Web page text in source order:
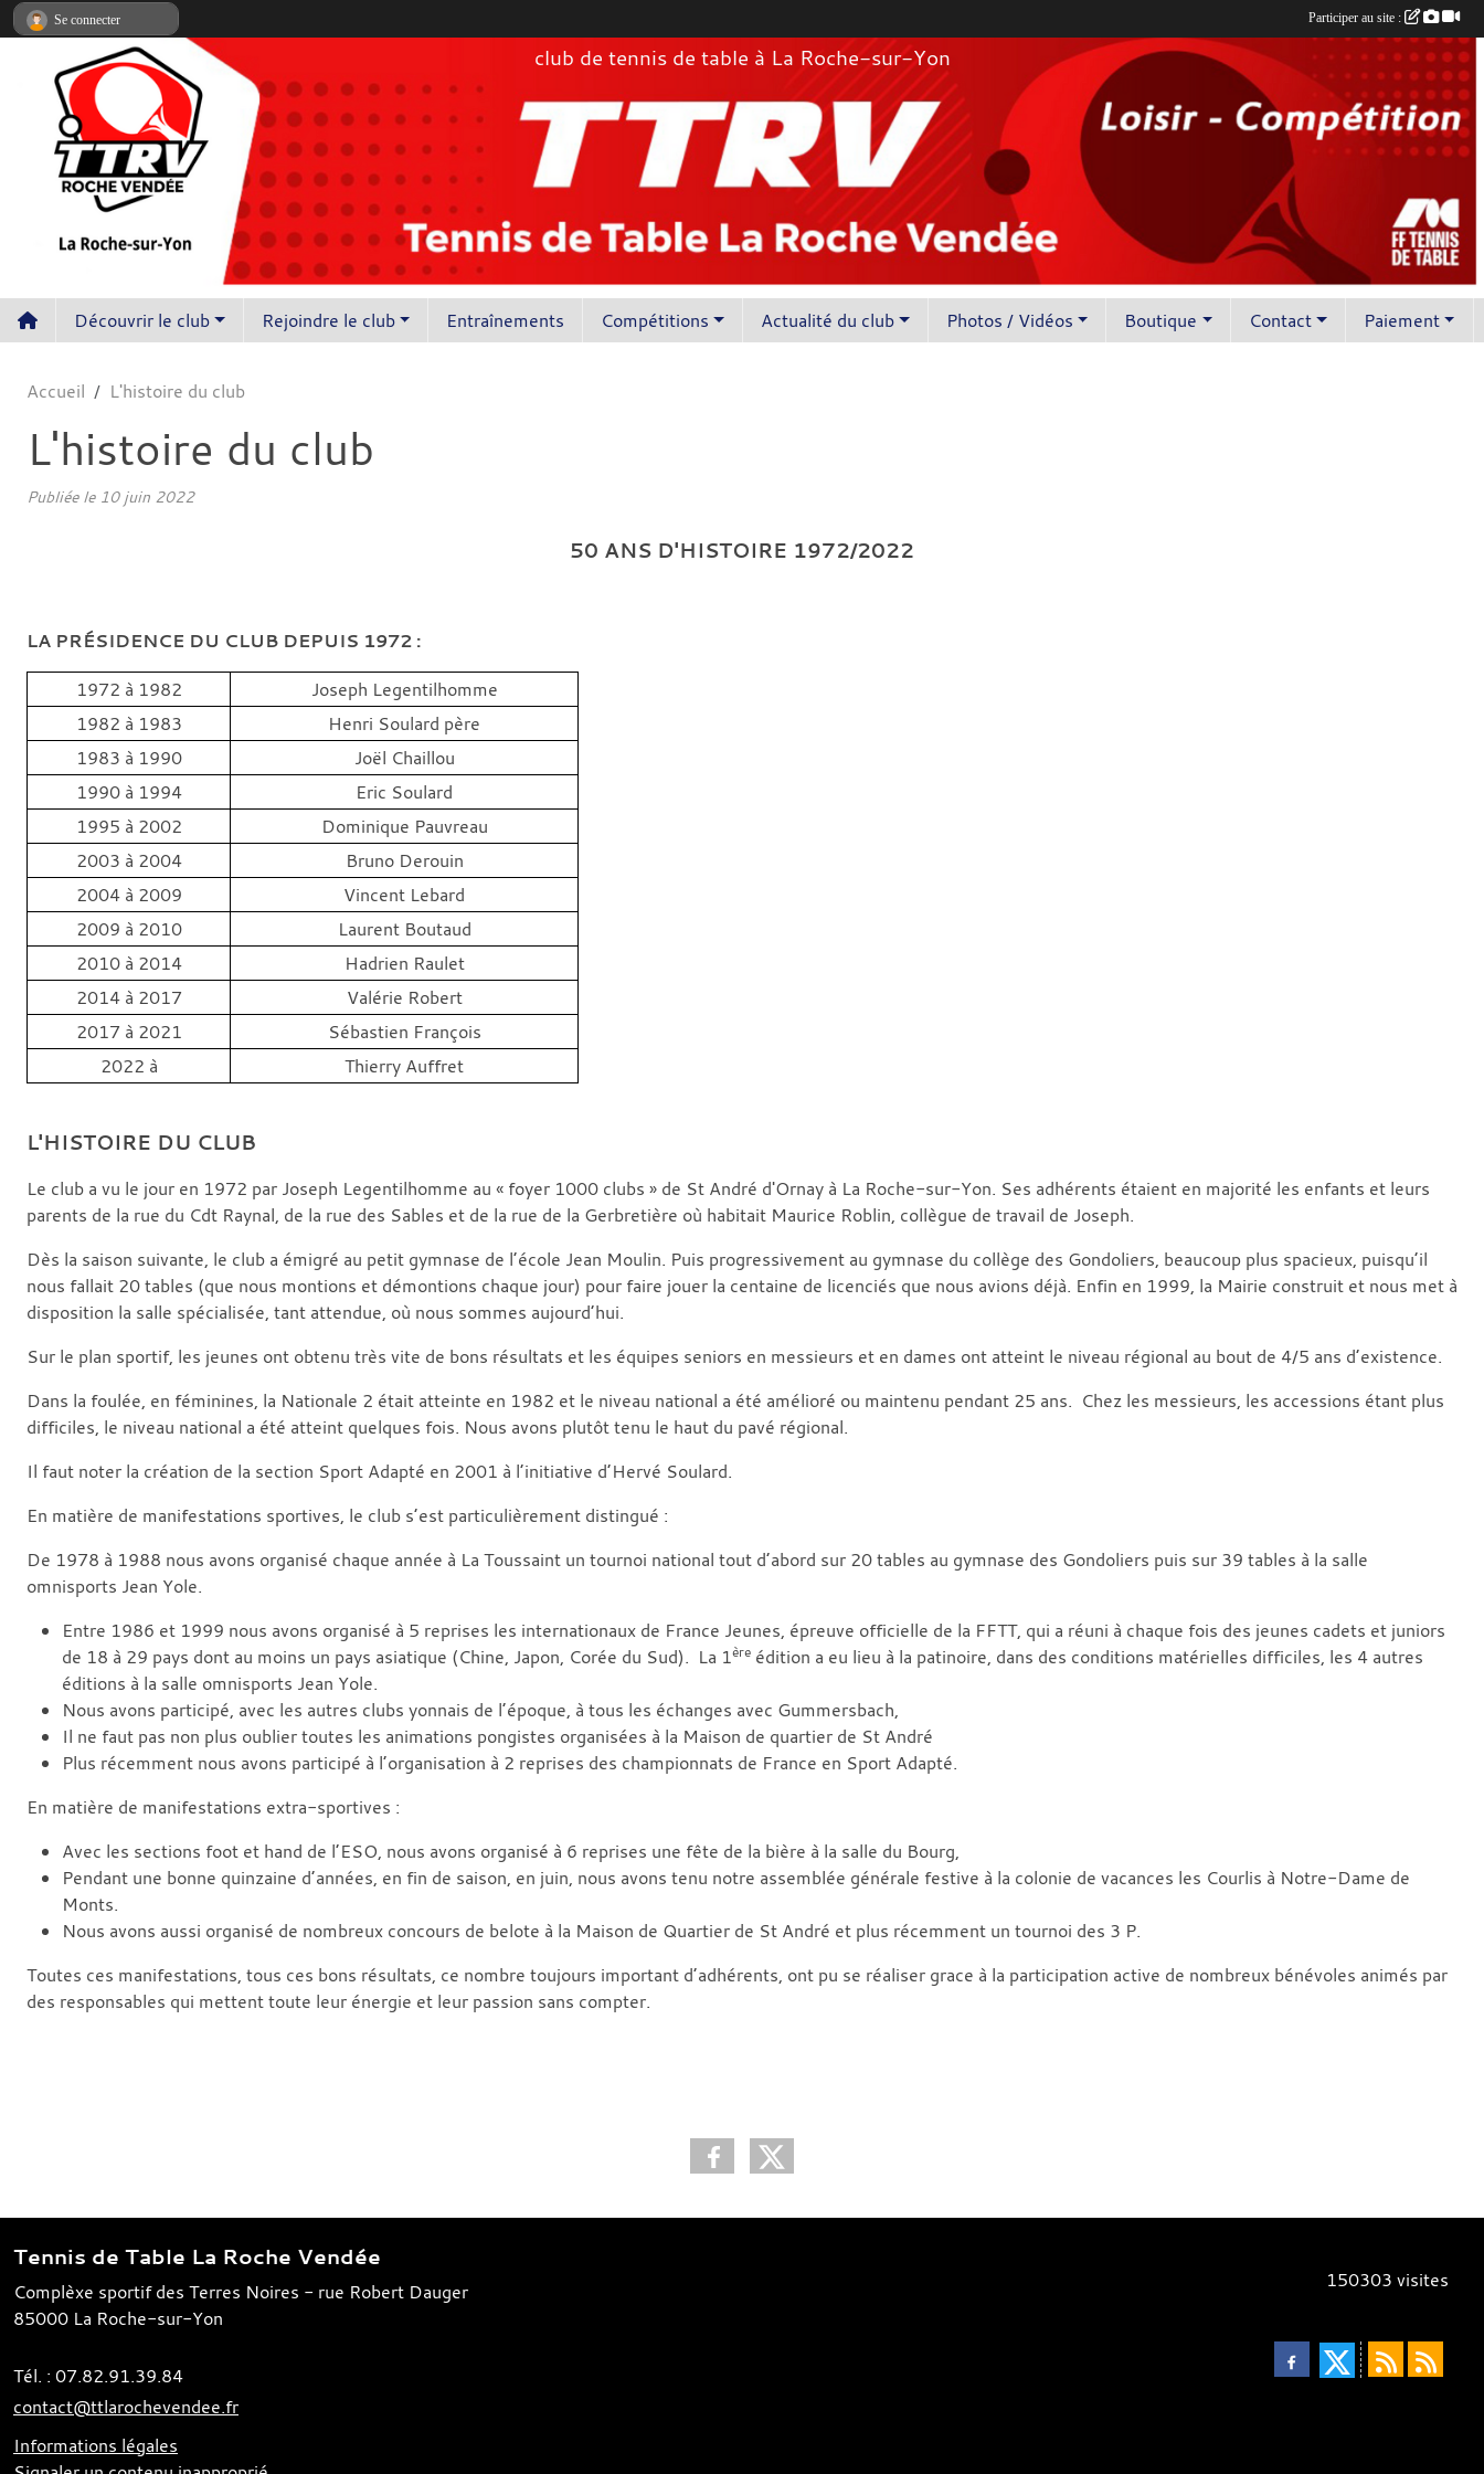
club de tennis de table à La Roche-sur-Yon
Découvrir le club Rejoindre le club Entraînements Compétitions Actualité du club Photos / Vidéos Boutique Contact Paiement
Accueil L'histoire du club
L'histoire du club
Publiée le 10 juin 2022
50 ANS D'HISTOIRE 1972/2022
LA PRÉSIDENCE DU CLUB DEPUIS 1972 :
1972 à 1982
Joseph Legentilhomme
1982 à 1983
Henri Soulard père
1983 à 1990
Joël Chaillou
1990 à 1994
Eric Soulard
1995 à 2002
Dominique Pauvreau
2003 à 2004
Bruno Derouin
2004 à 2009
Vincent Lebard
2009 à 2010
Laurent Boutaud
2010 à 2014
Hadrien Raulet
2014 à 2017
Valérie Robert
2017 à 2021
Sébastien François
2022 à
Thierry Auffret
L'HISTOIRE DU CLUB
Le club a vu le jour en 1972 par Joseph Legentilhomme au « foyer 1000 clubs » de St André d'Ornay à La Roche-sur-Yon. Ses adhérents étaient en majorité les enfants et leurs
parents de la rue du Cdt Raynal, de la rue des Sables et de la rue de la Gerbretière où habitait Maurice Roblin, collègue de travail de Joseph.
Dès la saison suivante, le club a émigré au petit gymnase de l’école Jean Moulin. Puis progressivement au gymnase du collège des Gondoliers, beaucoup plus spacieux, puisqu’il
nous fallait 20 tables (que nous montions et démontions chaque jour) pour faire jouer la centaine de licenciés que nous avions déjà. Enfin en 1999, la Mairie construit et nous met à
disposition la salle spécialisée, tant attendue, où nous sommes aujourd’hui.
Sur le plan sportif, les jeunes ont obtenu très vite de bons résultats et les équipes seniors en messieurs et en dames ont atteint le niveau régional au bout de 4/5 ans d’existence.
Dans la foulée, en féminines, la Nationale 2 était atteinte en 1982 et le niveau national a été amélioré ou maintenu pendant 25 ans. Chez les messieurs, les accessions étant plus
difficiles, le niveau national a été atteint quelques fois. Nous avons plutôt tenu le haut du pavé régional.
Il faut noter la création de la section Sport Adapté en 2001 à l’initiative d’Hervé Soulard.
En matière de manifestations sportives, le club s’est particulièrement distingué :
De 1978 à 1988 nous avons organisé chaque année à La Toussaint un tournoi national tout d’abord sur 20 tables au gymnase des Gondoliers puis sur 39 tables à la salle
omnisports Jean Yole.
Entre 1986 et 1999 nous avons organisé à 5 reprises les internationaux de France Jeunes, épreuve officielle de la FFTT, qui a réuni à chaque fois des jeunes cadets et juniors
de 18 à 29 pays dont au moins un pays asiatique (Chine, Japon, Corée du Sud). La 1ère édition a eu lieu à la patinoire, dans des conditions matérielles difficiles, les 4 autres
éditions à la salle omnisports Jean Yole.
Nous avons participé, avec les autres clubs yonnais de l’époque, à tous les échanges avec Gummersbach,
Il ne faut pas non plus oublier toutes les animations pongistes organisées à la Maison de quartier de St André
Plus récemment nous avons participé à l’organisation à 2 reprises des championnats de France en Sport Adapté.
En matière de manifestations extra-sportives :
Avec les sections foot et hand de l’ESO, nous avons organisé à 6 reprises une fête de la bière à la salle du Bourg,
Pendant une bonne quinzaine d’années, en fin de saison, en juin, nous avons tenu notre assemblée générale festive à la colonie de vacances les Courlis à Notre-Dame de
Monts.
Nous avons aussi organisé de nombreux concours de belote à la Maison de Quartier de St André et plus récemment un tournoi des 3 P.
Toutes ces manifestations, tous ces bons résultats, ce nombre toujours important d’adhérents, ont pu se réaliser grace à la participation active de nombreux bénévoles animés par
des responsables qui mettent toute leur énergie et leur passion sans compter.
Tennis de Table La Roche Vendée
Complèxe sportif des Terres Noires - rue Robert Dauger
85000 La Roche-sur-Yon
Tél. : 07.82.91.39.84
contact@ttlarochevendee.fr
Informations légales
150303 visites
Se connecter Participer au site :
Panneau de gestion des cookies